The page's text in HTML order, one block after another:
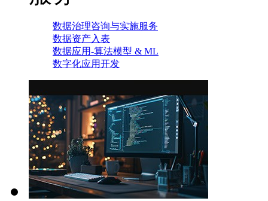
数据治理咨询与实施服务
数据资产入表
数据应用-算法模型 & ML
数字化应用开发